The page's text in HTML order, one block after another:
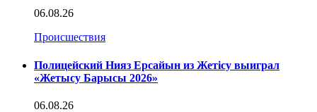
06.08.26
Происшествия
Полицейский Нияз Ерсайын из Жетісу выиграл
«Жетысу Барысы 2026»
06.08.26